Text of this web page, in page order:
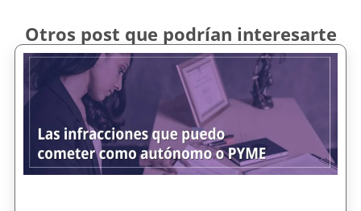
Otros post que podrían interesarte